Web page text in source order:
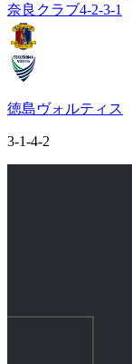
奈良クラブ4-2-3-1
徳島ヴォルティス
3-1-4-2